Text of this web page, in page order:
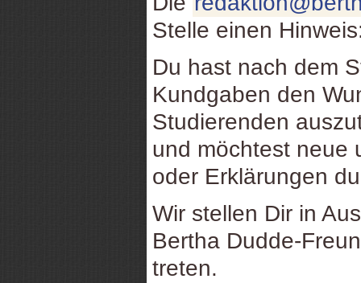
Stelle einen
Du hast nach dem
Kundgaben den
Studierenden
und möchtest neue
oder Erklärungen
Wir stellen Dir in
Bertha Dudde-
treten.